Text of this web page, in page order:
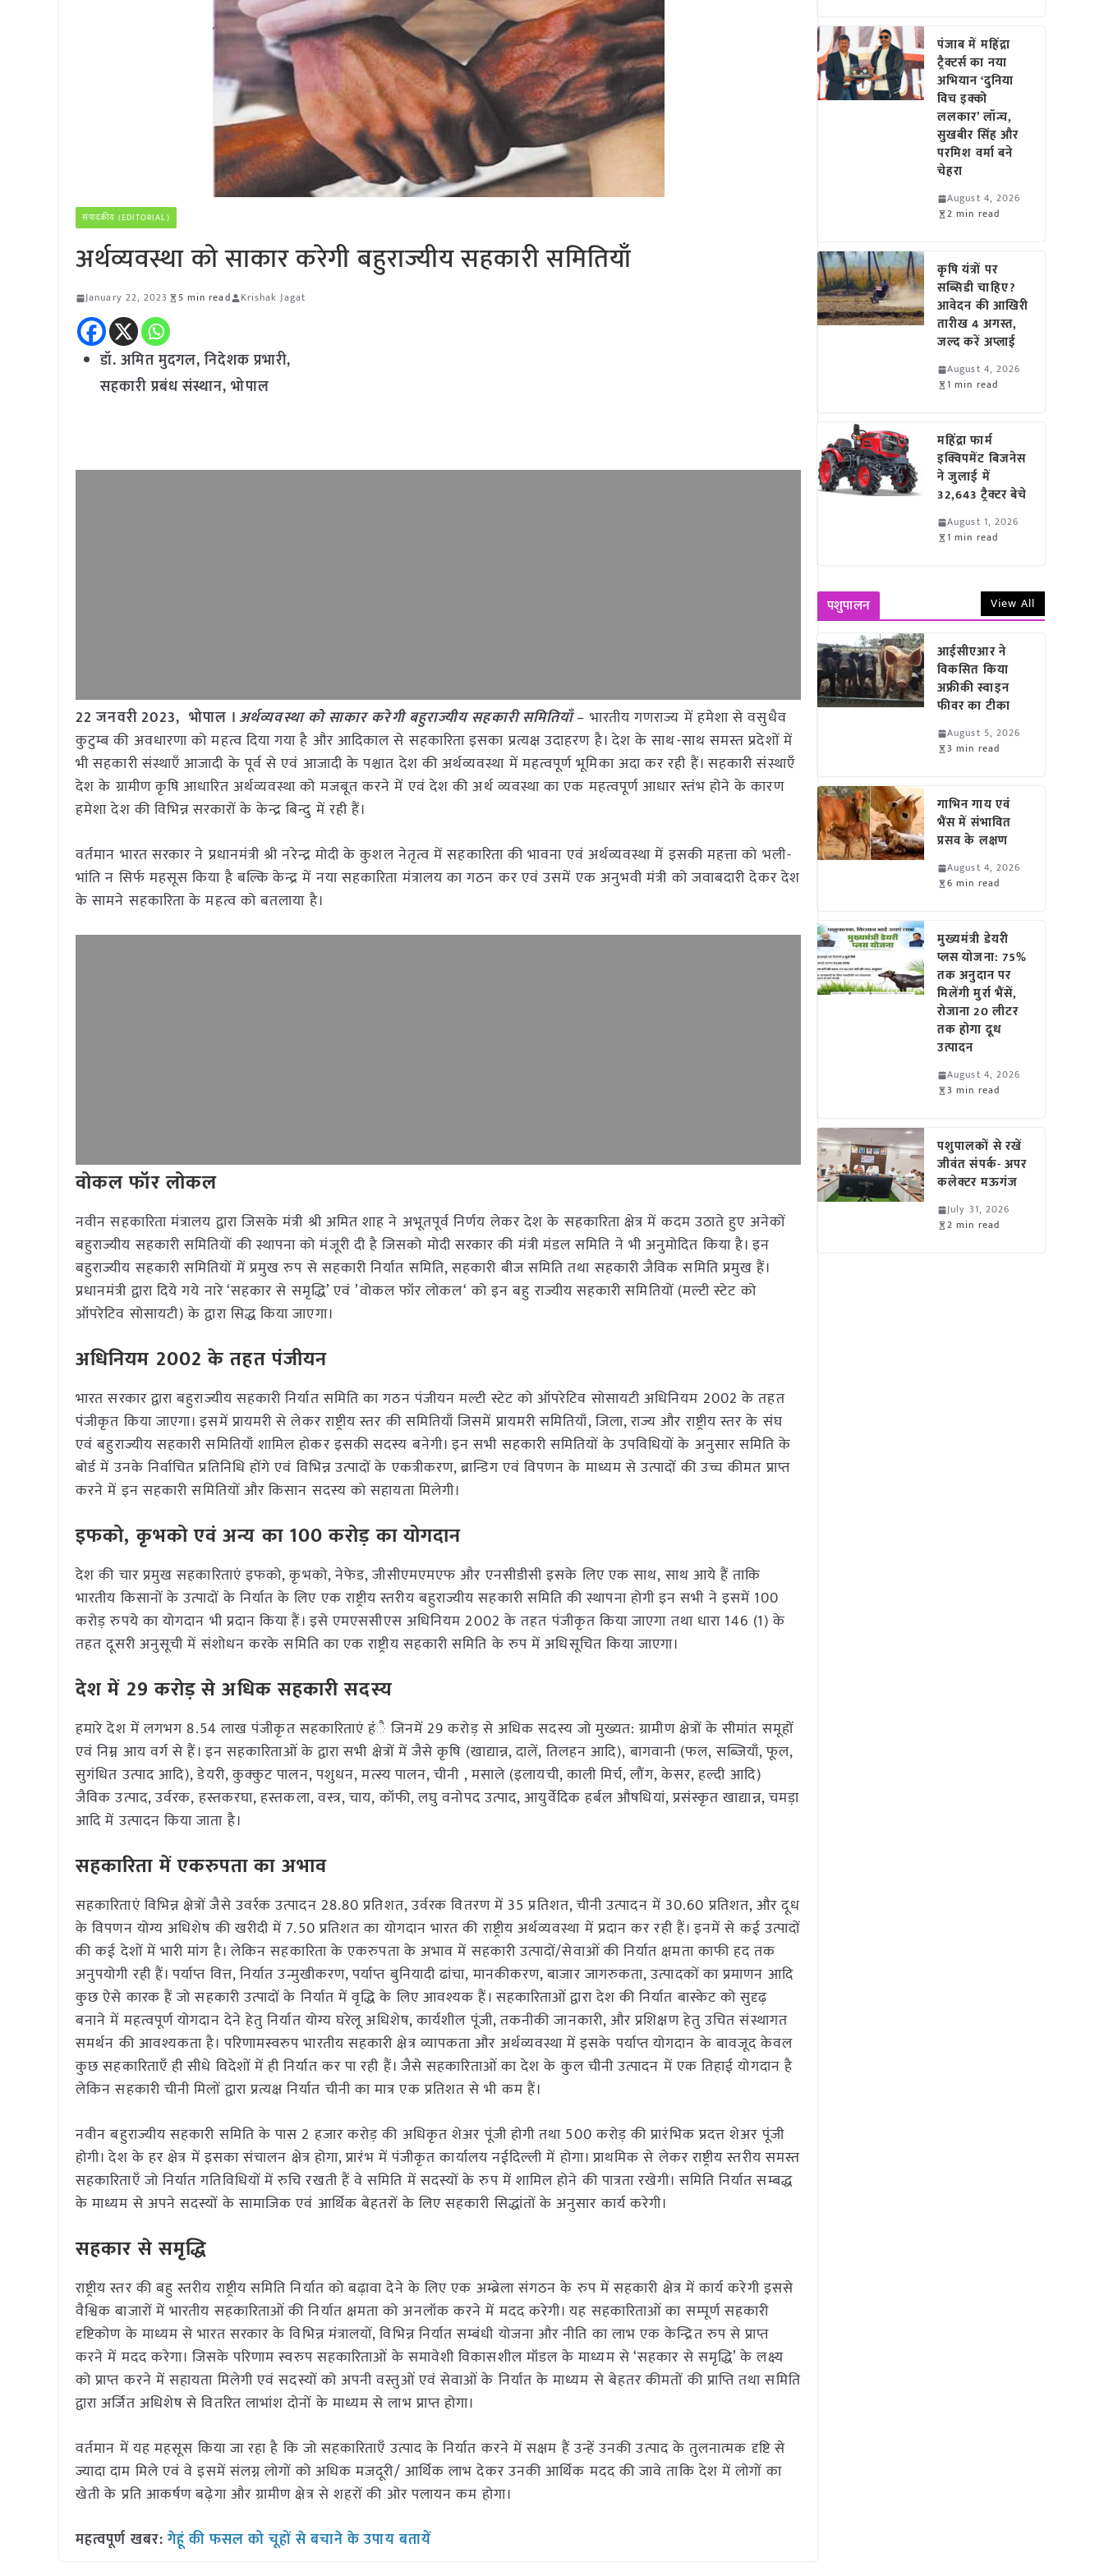
संपादकीय (EDITORIAL)
अर्थव्यवस्था को साकार करेगी बहुराज्यीय सहकारी समितियाँ
January 22, 2023 5 min read Krishak Jagat
डॉ. अमित मुदगल, निदेशक प्रभारी,
सहकारी प्रबंध संस्थान, भोपाल
22 जनवरी 2023, भोपाल ।अर्थव्यवस्था को साकार करेगी बहुराज्यीय सहकारी समितियाँ– भारतीय गणराज्य में हमेशा से वसुधैव
कुटुम्ब की अवधारणा को महत्व दिया गया है और आदिकाल से सहकारिता इसका प्रत्यक्ष उदाहरण है। देश के साथ-साथ समस्त प्रदेशों में
भी सहकारी संस्थाएँ आजादी के पूर्व से एवं आजादी के पश्चात देश की अर्थव्यवस्था में महत्वपूर्ण भूमिका अदा कर रही हैं। सहकारी संस्थाएँ
देश के ग्रामीण कृषि आधारित अर्थव्यवस्था को मजबूत करने में एवं देश की अर्थ व्यवस्था का एक महत्वपूर्ण आधार स्तंभ होने के कारण
हमेशा देश की विभिन्न सरकारों के केन्द्र बिन्दु में रही हैं।
वर्तमान भारत सरकार ने प्रधानमंत्री श्री नरेन्द्र मोदी के कुशल नेतृत्व में सहकारिता की भावना एवं अर्थव्यवस्था में इसकी महत्ता को भली-
भांति न सिर्फ महसूस किया है बल्कि केन्द्र में नया सहकारिता मंत्रालय का गठन कर एवं उसमें एक अनुभवी मंत्री को जवाबदारी देकर देश
के सामने सहकारिता के महत्व को बतलाया है।
वोकल फॉर लोकल
नवीन सहकारिता मंत्रालय द्वारा जिसके मंत्री श्री अमित शाह ने अभूतपूर्व निर्णय लेकर देश के सहकारिता क्षेत्र में कदम उठाते हुए अनेकों
बहुराज्यीय सहकारी समितियों की स्थापना को मंजूरी दी है जिसको मोदी सरकार की मंत्री मंडल समिति ने भी अनुमोदित किया है। इन
बहुराज्यीय सहकारी समितियों में प्रमुख रुप से सहकारी निर्यात समिति, सहकारी बीज समिति तथा सहकारी जैविक समिति प्रमुख हैं।
प्रधानमंत्री द्वारा दिये गये नारे ‘सहकार से समृद्धि’ एवं ’वोकल फॉर लोकल‘ को इन बहु राज्यीय सहकारी समितियों (मल्टी स्टेट को
ऑपरेटिव सोसायटी) के द्वारा सिद्ध किया जाएगा।
अधिनियम 2002 के तहत पंजीयन
भारत सरकार द्वारा बहुराज्यीय सहकारी निर्यात समिति का गठन पंजीयन मल्टी स्टेट को ऑपरेटिव सोसायटी अधिनियम 2002 के तहत
पंजीकृत किया जाएगा। इसमें प्रायमरी से लेकर राष्ट्रीय स्तर की समितियाँ जिसमें प्रायमरी समितियाँ, जिला, राज्य और राष्ट्रीय स्तर के संघ
एवं बहुराज्यीय सहकारी समितियाँ शामिल होकर इसकी सदस्य बनेगी। इन सभी सहकारी समितियों के उपविधियों के अनुसार समिति के
बोर्ड में उनके निर्वाचित प्रतिनिधि होंगे एवं विभिन्न उत्पादों के एकत्रीकरण, ब्रान्डिग एवं विपणन के माध्यम से उत्पादों की उच्च कीमत प्राप्त
करने में इन सहकारी समितियों और किसान सदस्य को सहायता मिलेगी।
इफको, कृभको एवं अन्य का 100 करोड़ का योगदान
देश की चार प्रमुख सहकारिताएं इफको, कृभको, नेफेड, जीसीएमएमएफ और एनसीडीसी इसके लिए एक साथ, साथ आये हैं ताकि
भारतीय किसानों के उत्पादों के निर्यात के लिए एक राष्ट्रीय स्तरीय बहुराज्यीय सहकारी समिति की स्थापना होगी इन सभी ने इसमें 100
करोड़ रुपये का योगदान भी प्रदान किया हैं। इसे एमएससीएस अधिनियम 2002 के तहत पंजीकृत किया जाएगा तथा धारा 146 (1) के
तहत दूसरी अनुसूची में संशोधन करके समिति का एक राष्ट्रीय सहकारी समिति के रुप में अधिसूचित किया जाएगा।
देश में 29 करोड़ से अधिक सहकारी सदस्य
हमारे देश में लगभग 8.54 लाख पंजीकृत सहकारिताएं हंै जिनमें 29 करोड़ से अधिक सदस्य जो मुख्यत: ग्रामीण क्षेत्रों के सीमांत समूहों
एवं निम्न आय वर्ग से हैं। इन सहकारिताओं के द्वारा सभी क्षेत्रों में जैसे कृषि (खाद्यान्न, दालें, तिलहन आदि), बागवानी (फल, सब्जियाँ, फूल,
सुगंधित उत्पाद आदि), डेयरी, कुक्कुट पालन, पशुधन, मत्स्य पालन, चीनी , मसाले (इलायची, काली मिर्च, लौंग, केसर, हल्दी आदि)
जैविक उत्पाद, उर्वरक, हस्तकरघा, हस्तकला, वस्त्र, चाय, कॉफी, लघु वनोपद उत्पाद, आयुर्वेदिक हर्बल औषधियां, प्रसंस्कृत खाद्यान्न, चमड़ा
आदि में उत्पादन किया जाता है।
सहकारिता में एकरुपता का अभाव
सहकारिताएं विभिन्न क्षेत्रों जैसे उवर्रक उत्पादन 28.80 प्रतिशत, उर्वरक वितरण में 35 प्रतिशत, चीनी उत्पादन में 30.60 प्रतिशत, और दूध
के विपणन योग्य अधिशेष की खरीदी में 7.50 प्रतिशत का योगदान भारत की राष्ट्रीय अर्थव्यवस्था में प्रदान कर रही हैं। इनमें से कई उत्पादों
की कई देशों में भारी मांग है। लेकिन सहकारिता के एकरुपता के अभाव में सहकारी उत्पादों/सेवाओं की निर्यात क्षमता काफी हद तक
अनुपयोगी रही हैं। पर्याप्त वित्त, निर्यात उन्मुखीकरण, पर्याप्त बुनियादी ढांचा, मानकीकरण, बाजार जागरुकता, उत्पादकों का प्रमाणन आदि
कुछ ऐसे कारक हैं जो सहकारी उत्पादों के निर्यात में वृद्धि के लिए आवश्यक हैं। सहकारिताओं द्वारा देश की निर्यात बास्केट को सुदृढ़
बनाने में महत्वपूर्ण योगदान देने हेतु निर्यात योग्य घरेलू अधिशेष, कार्यशील पूंजी, तकनीकी जानकारी, और प्रशिक्षण हेतु उचित संस्थागत
समर्थन की आवश्यकता है। परिणामस्वरुप भारतीय सहकारी क्षेत्र व्यापकता और अर्थव्यवस्था में इसके पर्याप्त योगदान के बावजूद केवल
कुछ सहकारिताएँ ही सीधे विदेशों में ही निर्यात कर पा रही हैं। जैसे सहकारिताओं का देश के कुल चीनी उत्पादन में एक तिहाई योगदान है
लेकिन सहकारी चीनी मिलों द्वारा प्रत्यक्ष निर्यात चीनी का मात्र एक प्रतिशत से भी कम हैं।
नवीन बहुराज्यीय सहकारी समिति के पास 2 हजार करोड़ की अधिकृत शेअर पूंजी होगी तथा 500 करोड़ की प्रारंभिक प्रदत्त शेअर पूंजी
होगी। देश के हर क्षेत्र में इसका संचालन क्षेत्र होगा, प्रारंभ में पंजीकृत कार्यालय नईदिल्ली में होगा। प्राथमिक से लेकर राष्ट्रीय स्तरीय समस्त
सहकारिताएँ जो निर्यात गतिविधियों में रुचि रखती हैं वे समिति में सदस्यों के रुप में शामिल होने की पात्रता रखेगी। समिति निर्यात सम्बद्ध
के माध्यम से अपने सदस्यों के सामाजिक एवं आर्थिक बेहतरों के लिए सहकारी सिद्धांतों के अनुसार कार्य करेगी।
सहकार से समृद्धि
राष्ट्रीय स्तर की बहु स्तरीय राष्ट्रीय समिति निर्यात को बढ़ावा देने के लिए एक अम्ब्रेला संगठन के रुप में सहकारी क्षेत्र में कार्य करेगी इससे
वैश्विक बाजारों में भारतीय सहकारिताओं की निर्यात क्षमता को अनलॉक करने में मदद करेगी। यह सहकारिताओं का सम्पूर्ण सहकारी
दृष्टिकोण के माध्यम से भारत सरकार के विभिन्न मंत्रालयों, विभिन्न निर्यात सम्बंधी योजना और नीति का लाभ एक केन्द्रित रुप से प्राप्त
करने में मदद करेगा। जिसके परिणाम स्वरुप सहकारिताओं के समावेशी विकासशील मॉडल के माध्यम से ‘सहकार से समृद्धि’ के लक्ष्य
को प्राप्त करने में सहायता मिलेगी एवं सदस्यों को अपनी वस्तुओं एवं सेवाओं के निर्यात के माध्यम से बेहतर कीमतों की प्राप्ति तथा समिति
द्वारा अर्जित अधिशेष से वितरित लाभांश दोनों के माध्यम से लाभ प्राप्त होगा।
वर्तमान में यह महसूस किया जा रहा है कि जो सहकारिताएँ उत्पाद के निर्यात करने में सक्षम हैं उन्हें उनकी उत्पाद के तुलनात्मक दृष्टि से
ज्यादा दाम मिले एवं वे इसमें संलग्न लोगों को अधिक मजदूरी/ आर्थिक लाभ देकर उनकी आर्थिक मदद की जावे ताकि देश में लोगों का
खेती के प्रति आकर्षण बढ़ेगा और ग्रामीण क्षेत्र से शहरों की ओर पलायन कम होगा।
महत्वपूर्ण खबर:गेहूं की फसल को चूहों से बचाने के उपाय बतायें
पंजाब में महिंद्रा
ट्रैक्टर्स का नया
अभियान ‘दुनिया
विच इक्को
ललकार’ लॉन्च,
सुखबीर सिंह और
परमिश वर्मा बने
चेहरा
August 4, 2026
2 min read
कृषि यंत्रों पर
सब्सिडी चाहिए?
आवेदन की आखिरी
तारीख 4 अगस्त,
जल्द करें अप्लाई
August 4, 2026
1 min read
महिंद्रा फार्म
इक्विपमेंट बिजनेस
ने जुलाई में
32,643 ट्रैक्टर बेचे
August 1, 2026
1 min read
पशुपालन View All
आईसीएआर ने
विकसित किया
अफ्रीकी स्वाइन
फीवर का टीका
August 5, 2026
3 min read
गाभिन गाय एवं
भैंस में संभावित
प्रसव के लक्षण
August 4, 2026
6 min read
मुख्यमंत्री डेयरी
प्लस योजना: 75%
तक अनुदान पर
मिलेंगी मुर्रा भैंसें,
रोजाना 20 लीटर
तक होगा दूध
उत्पादन
August 4, 2026
3 min read
पशुपालकों से रखें
जीवंत संपर्क- अपर
कलेक्टर मऊगंज
July 31, 2026
2 min read